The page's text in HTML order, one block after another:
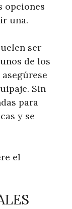
opciones
una.
ser
de los
Sin
para
y se
el